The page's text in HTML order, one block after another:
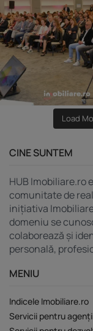
Load
CINE SUNTEM
HUB Imobiliare.ro
comunitate de
inițiativa
domeniu se
colaborează și
personală,
MENIU
Indicele Imobiliare.ro
Servicii pentru